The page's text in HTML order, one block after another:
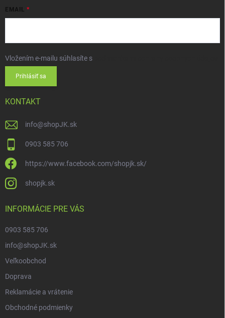
EMAIL
Vložením e-mailu súhlasíte s
Prihlásiť sa
KONTAKT
info@shopJK.sk
0903 585 706
https://www.facebook.com/shopjk.sk/
shopjk.sk
INFORMÁCIE PRE VÁS
0903 585 706
info@shopJK.sk
Veľkoobchod
Doprava
Reklamácie a vrátenie
Obchodné podmienky